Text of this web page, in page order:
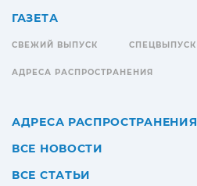
ГАЗЕТА
СВЕЖИЙ ВЫПУСК СПЕЦВЫПУСК
АДРЕСА РАСПРОСТРАНЕНИЯ
АДРЕСА РАСПРОСТРАНЕНИЯ
ВСЕ НОВОСТИ
ВСЕ СТАТЬИ